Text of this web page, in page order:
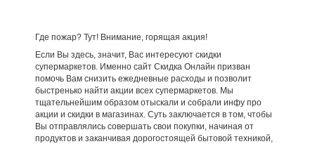
Где пожар? Тут! Внимание, горящая акция!
Если Вы здесь, значит, Вас интересуют скидки
супермаркетов. Именно сайт Скидка Онлайн призван
помочь Вам снизить ежедневные расходы и позволит
быстренько найти акции всех супермаркетов. Мы
тщательнейшим образом отыскали и собрали инфу про
акции и скидки в магазинах. Суть заключается в том, чтобы
Вы отправлялись совершать свои покупки, начиная от
продуктов и заканчивая дорогостоящей бытовой техникой,